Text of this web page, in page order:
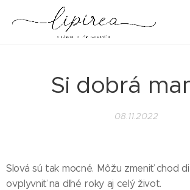
Si dobrá
08.11.2022
Slová sú tak mocné. Môžu zmeniť chod
ovplyvniť na dlhé roky aj celý život.